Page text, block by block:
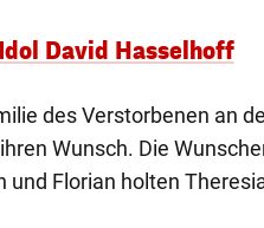
David Hasselhoff
des Verstorbenen an
Wunsch. Die
Florian holten